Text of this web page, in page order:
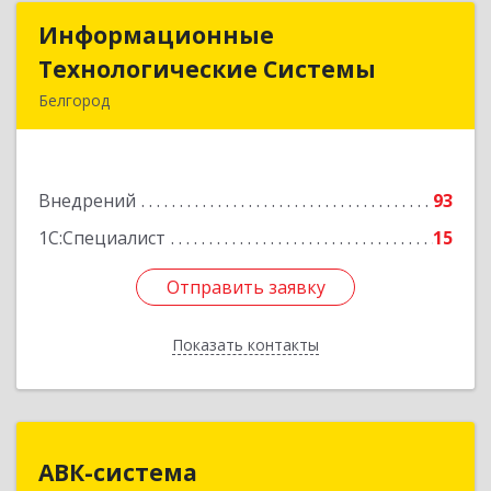
Информационные
Технологические Системы
Белгород
Внедрений
93
1С:Специалист
15
Отправить заявку
Показать контакты
Информационные
Технологические Системы
Подробнее
Отправить заявку
Назад
АВК-система